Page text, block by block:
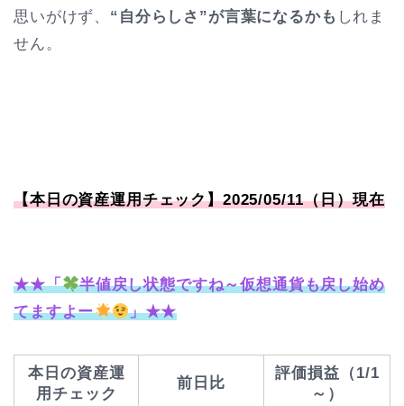
思いがけず、 “自分らしさ”が言葉になるかも しれま
せん。
【本日の資産運用チェック】2025/05/11（日）現在
★★「
半値戻し状態ですね～仮想通貨も戻し始め
てますよー
」★★
本日の資産運
用チェック
前日比
評価損益（1/1
～）